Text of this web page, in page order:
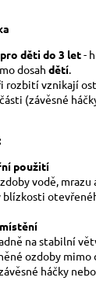
děti do 3 let-
dosah dětí.
rozbití vznikají
(závěsné
použití
vodě, mrazu
blízkosti
na stabilní
ozdoby mimo
háčky